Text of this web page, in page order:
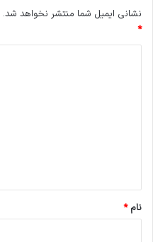
نشانی ایمیل شما منتشر نخواهد شد.
*
نام*